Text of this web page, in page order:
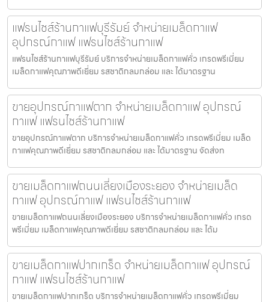
แฟรนไชส์ร้านกาแฟบุรีรัมย์ จำหน่ายเมล็ดกาแฟ
อุปกรณ์กาแฟ แฟรนไชส์ร้านกาแฟ
แฟรนไชส์ร้านกาแฟบุรีรัมย์ บริการจำหน่ายเมล็ดกาแฟคั่ว เกรดพรีเมี่ยม
เมล็ดกาแฟคุณภาพดีเยี่ยม รสชาติกลมกล่อม และ ได้มาตรฐาน
ขายอุปกรณ์กาแฟตาก จำหน่ายเมล็ดกาแฟ อุปกรณ์
กาแฟ แฟรนไชส์ร้านกาแฟ
ขายอุปกรณ์กาแฟตาก บริการจำหน่ายเมล็ดกาแฟคั่ว เกรดพรีเมี่ยม เมล็ด
กาแฟคุณภาพดีเยี่ยม รสชาติกลมกล่อม และ ได้มาตรฐาน จัดส่งท
ขายเมล็ดกาแฟถนนเลี่ยงเมืองระยอง จำหน่ายเมล็ด
กาแฟ อุปกรณ์กาแฟ แฟรนไชส์ร้านกาแฟ
ขายเมล็ดกาแฟถนนเลี่ยงเมืองระยอง บริการจำหน่ายเมล็ดกาแฟคั่ว เกรด
พรีเมี่ยม เมล็ดกาแฟคุณภาพดีเยี่ยม รสชาติกลมกล่อม และ ได้ม
ขายเมล็ดกาแฟปากเกร็ด จำหน่ายเมล็ดกาแฟ อุปกรณ์
กาแฟ แฟรนไชส์ร้านกาแฟ
ขายเมล็ดกาแฟปากเกร็ด บริการจำหน่ายเมล็ดกาแฟคั่ว เกรดพรีเมี่ยม